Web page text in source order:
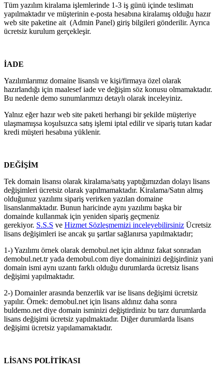
Tüm yazılım kiralama işlemlerinde 1-3 iş günü içinde teslimatı
yapılmaktadır ve müşterinin e-posta hesabına kiralamış olduğu hazır
web site paketine ait (Admin Panel) giriş bilgileri gönderilir. Ayrıca
ücretsiz kurulum gerçekleşir.
İADE
Yazılımlarımız domaine lisanslı ve kişi/firmaya özel olarak
hazırlandığı için maalesef iade ve değişim söz konusu olmamaktadır.
Bu nedenle demo sunumlarımızı detaylı olarak inceleyiniz.
Yalnız eğer hazır web site paketi herhangi bir şekilde müşteriye
ulaşmamışsa koşulsuzca satış işlemi iptal edilir ve sipariş tutarı kadar
kredi müşteri hesabına yüklenir.
DEĞİŞİM
Tek domain lisansı olarak kiralama/satış yaptığımızdan dolayı lisans
değişimleri ücretsiz olarak yapılmamaktadır. Kiralama/Satın almış
olduğunuz yazılımı sipariş verirken yazılan domaine
lisanslanmaktadır. Bunun haricinde aynı yazılımı başka bir
domainde kullanmak için yeniden sipariş geçmeniz
gerekiyor. S.S.S ve Hizmet Sözleşmemizi inceleyebilirsiniz Ücretsiz
lisans değişimleri ise ancak şu şartlar sağlanırsa yapılmaktadır;
1-) Yazılımı örnek olarak demobul.net için aldınız fakat sonradan
demobul.net.tr yada demobul.com diye domaininizi değişirdiniz yani
domain ismi aynı uzantı farklı olduğu durumlarda ücretsiz lisans
değişimi yapılmaktadır.
2-) Domainler arasında benzerlik var ise lisans değişimi ücretsiz
yapılır. Örnek: demobul.net için lisans aldınız daha sonra
buldemo.net diye domain isminizi değiştirdiniz bu tarz durumlarda
lisans değişimi ücretsiz yapılmaktadır. Diğer durumlarda lisans
değişimi ücretsiz yapılamamaktadır.
LİSANS POLİTİKASI